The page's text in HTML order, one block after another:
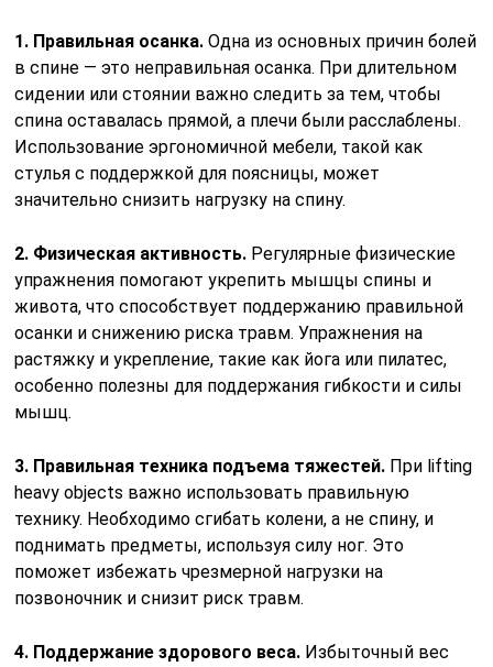
1. Правильная осанка. Одна из основных причин болей
в спине — это неправильная осанка. При длительном
сидении или стоянии важно следить за тем, чтобы
спина оставалась прямой, а плечи были расслаблены.
Использование эргономичной мебели, такой как
стулья с поддержкой для поясницы, может
значительно снизить нагрузку на спину.
2. Физическая активность. Регулярные физические
упражнения помогают укрепить мышцы спины и
живота, что способствует поддержанию правильной
осанки и снижению риска травм. Упражнения на
растяжку и укрепление, такие как йога или пилатес,
особенно полезны для поддержания гибкости и силы
мышц.
3. Правильная техника подъема тяжестей. При lifting
heavy objects важно использовать правильную
технику. Необходимо сгибать колени, а не спину, и
поднимать предметы, используя силу ног. Это
поможет избежать чрезмерной нагрузки на
позвоночник и снизит риск травм.
4. Поддержание здорового веса. Избыточный вес